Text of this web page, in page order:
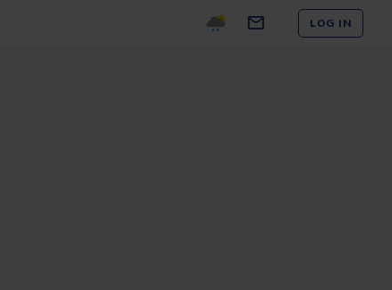
LOG IN